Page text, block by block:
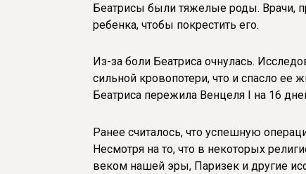
Беатрисы были тяжелые роды. Врачи,
ребенка, чтобы покрестить его.
Из-за боли Беатриса очнулась.
сильной кровопотери, что и спасло ее
Беатриса пережила Венцеля I на 16
Ранее считалось, что успешную
Несмотря на то, что в некоторых
веком нашей эры, Паризек и другие